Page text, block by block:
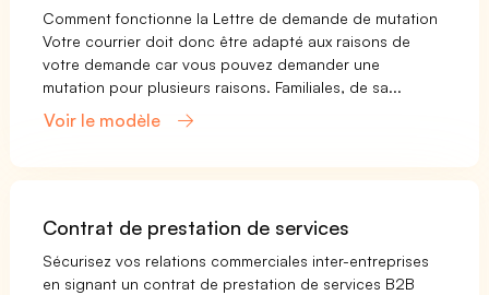
Comment fonctionne la Lettre de demande de mutation
Votre courrier doit donc être adapté aux raisons de
votre demande car vous pouvez demander une
mutation pour plusieurs raisons. Familiales, de sa...
Voir le modèle
Contrat de prestation de services
Sécurisez vos relations commerciales inter-entreprises
en signant un contrat de prestation de services B2B